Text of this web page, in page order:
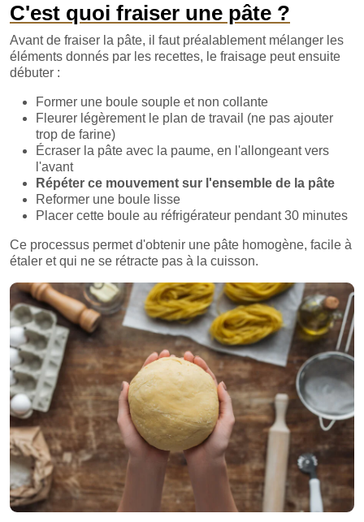
C'est quoi fraiser une pâte ?
Avant de fraiser la pâte, il faut préalablement mélanger les
éléments donnés par les recettes, le fraisage peut ensuite
débuter :
Former une boule souple et non collante
Fleurer légèrement le plan de travail (ne pas ajouter
trop de farine)
Écraser la pâte avec la paume, en l'allongeant vers
l'avant
Répéter ce mouvement sur l'ensemble de la pâte
Reformer une boule lisse
Placer cette boule au réfrigérateur pendant 30 minutes
Ce processus permet d'obtenir une pâte homogène, facile à
étaler et qui ne se rétracte pas à la cuisson.